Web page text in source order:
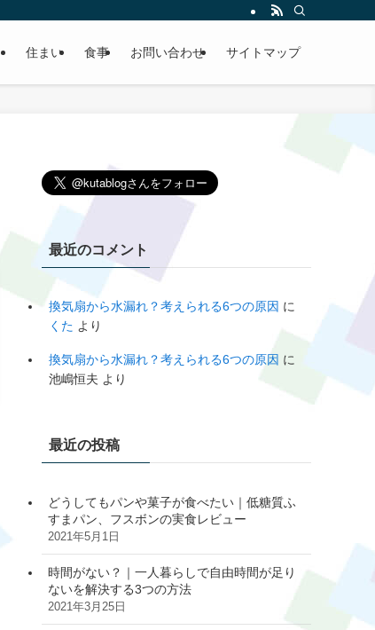
住まい 食事 お問い合わせ サイトマップ
最近のコメント
換気扇から水漏れ？考えられる6つの原因 に
くた より
換気扇から水漏れ？考えられる6つの原因 に
池嶋恒夫 より
最近の投稿
どうしてもパンや菓子が食べたい｜低糖質ふ
すまパン、フスボンの実食レビュー
2021年5月1日
時間がない？｜一人暮らしで自由時間が足り
ないを解決する3つの方法
2021年3月25日